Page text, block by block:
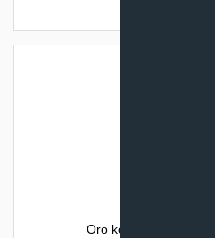
Oro kondicionierius